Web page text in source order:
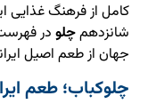
کامل از فرهنگ غذایی
شانزدهمچلو در
جهان از طعم اصیل
چلوکباب؛ طعم